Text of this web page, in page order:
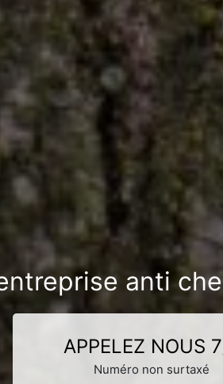
anti
APPELEZ NOUS
Numéro non surtaxé